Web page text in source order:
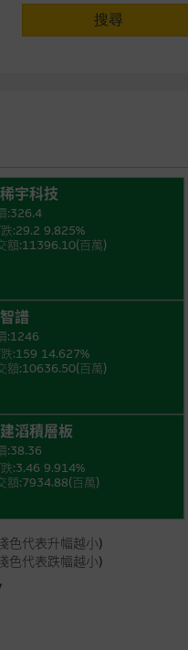
搜尋
宇科技
:326.4
:29.2 9.825%
額:11396.10(百萬)
譜
:1246
:159 14.627%
額:10636.50(百萬)
滔積層板
:38.36
:3.46 9.914%
額:7934.88(百萬)
色代表升幅越小)
色代表跌幅越小)